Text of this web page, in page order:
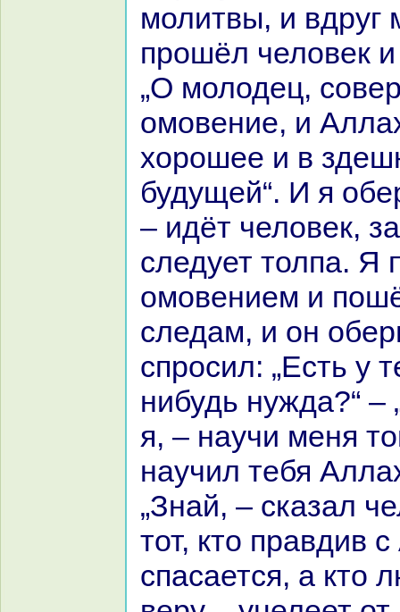
молитвы, и вдруг
прошёл человек
„О молодец,
омовение, и
хорошее и в
будущей“. И я
– идёт человек,
следует толпа. Я
омовением и
следам, и он
спросил: „Есть у
нибудь нужда?“ –
я, – нaучи меня
нaучил тебя
„Знaй, – сказал
тот, кто пpaвдив
спаcaется, а кто